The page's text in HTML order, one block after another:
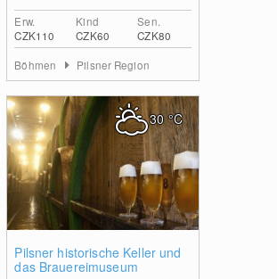
Erw.
CZK110
Kind
CZK60
Sen.
CZK80
Böhmen Pilsner Region
Pilsner historische Keller und
das Brauereimuseum
30°C